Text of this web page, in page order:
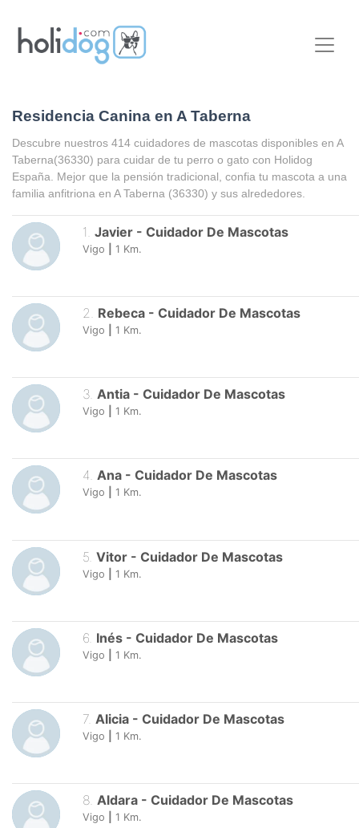
Residencia Canina en A Taberna
Descubre nuestros 414 cuidadores de mascotas disponibles en A
Taberna(36330) para cuidar de tu perro o gato con Holidog
España. Mejor que la pensión tradicional, confia tu mascota a una
familia anfitriona en A Taberna (36330) y sus alrededores.
1 Javier - Cuidador De Mascotas
Vigo 1 Km.
2. Rebeca - Cuidador De Mascotas
Vigo 1 Km.
3. Antia - Cuidador De Mascotas
Vigo 1 Km.
4. Ana - Cuidador De Mascotas
Vigo 1 Km.
5 Vitor - Cuidador De Mascotas
Vigo 1 Km.
6 Inés - Cuidador De Mascotas
Vigo 1 Km.
7. Alicia - Cuidador De Mascotas
Vigo 1 Km.
8. Aldara - Cuidador De Mascotas
Vigo 1 Km.